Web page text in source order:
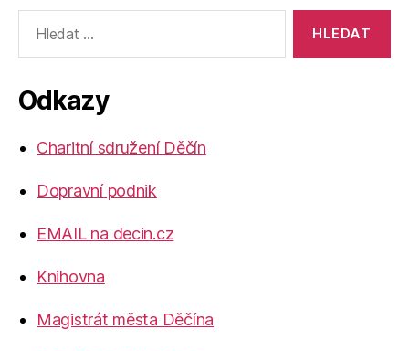
vyhledávání:
Odkazy
Charitní sdružení Děčín
Dopravní podnik
EMAIL na decin.cz
Knihovna
Magistrát města Děčína